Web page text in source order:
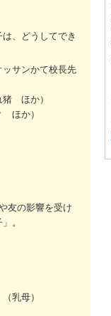
、どうしてでき
サンかて校長先
猪 ほか）
ほか）
友の影響を受け
。
乳母）